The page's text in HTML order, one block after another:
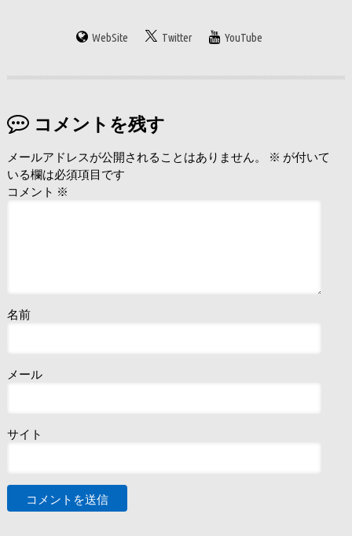
WebSite Twitter YouTube
コメントを残す
メールアドレスが公開されることはありません。 ※ が付いて
いる欄は必須項目です
コメント ※
名前
メール
サイト